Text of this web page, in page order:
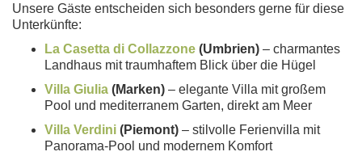
Unsere Gäste entscheiden sich besonders gerne für diese
Unterkünfte:
La Casetta di Collazzone (Umbrien) – charmantes
Landhaus mit traumhaftem Blick über die Hügel
Villa Giulia (Marken) – elegante Villa mit großem
Pool und mediterranem Garten, direkt am Meer
Villa Verdini (Piemont) – stilvolle Ferienvilla mit
Panorama-Pool und modernem Komfort